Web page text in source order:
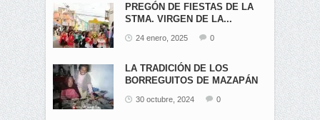
PREGÓN DE FIESTAS DE LA
STMA. VIRGEN DE LA...
24 enero, 2025 0
LA TRADICIÓN DE LOS
BORREGUITOS DE MAZAPÁN
30 octubre, 2024 0